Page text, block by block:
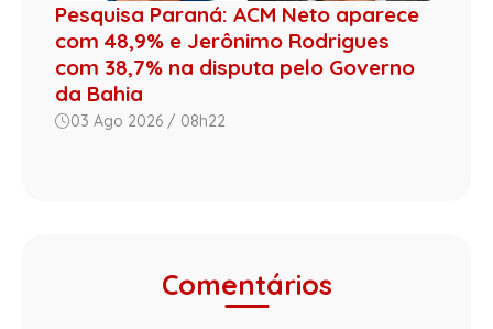
Pesquisa Paraná: ACM Neto aparece
com 48,9% e Jerônimo Rodrigues
com 38,7% na disputa pelo Governo
da Bahia
03 Ago 2026 / 08h22
Comentários